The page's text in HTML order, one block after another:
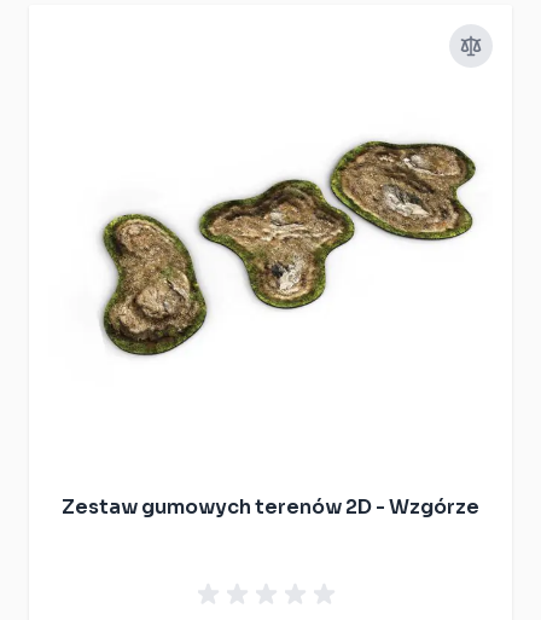
Zestaw gumowych terenów 2D - Wzgórze